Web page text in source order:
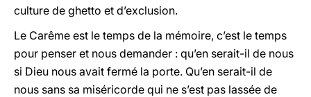
culture de ghetto et d’exclusion.
Le Carême est le temps de la mémoire, c’est le temps
pour penser et nous demander : qu’en serait-il de nous
si Dieu nous avait fermé la porte. Qu’en serait-il de
nous sans sa miséricorde qui ne s’est pas lassée de